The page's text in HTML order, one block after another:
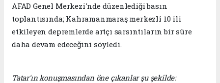
AFAD Genel Merkezi'nde düzenlediği basın
toplantısında; Kahramanmaraş merkezli 10 ili
etkileyen depremlerde artçı sarsıntıların bir süre
daha devam edeceğini söyledi.
Tatar'ın konuşmasından öne çıkanlar şu şekilde: